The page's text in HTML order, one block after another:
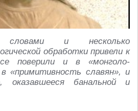
словами и несколько
обработки привели к
поверили и в «монголо-
«примитивность славян», и
оказавшееся банальной и